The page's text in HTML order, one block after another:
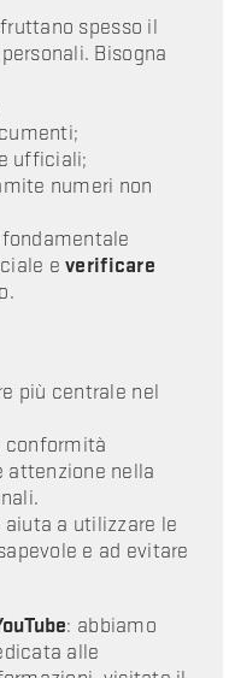
spesso il
Bisogna
ufficiali;
numeri non
everificare
più centrale nel
conformità
attenzione nella
a utilizzare le
e ad evitare
: abbiamo
alle